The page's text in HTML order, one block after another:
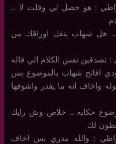
واطي : هو حصل لي وقلت لا ..
.. خل شهاب ينقل اوراقك من
تصدقين نفس الكلام الي قاله
افاتح شهاب بالموضوع بس
واخاف انه ما يقدر واشوفها
حكايه .. خلاص وش رايك
لك
: والله مدري بس اخاف